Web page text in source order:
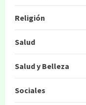
Religión
Salud
Salud y Belleza
Sociales